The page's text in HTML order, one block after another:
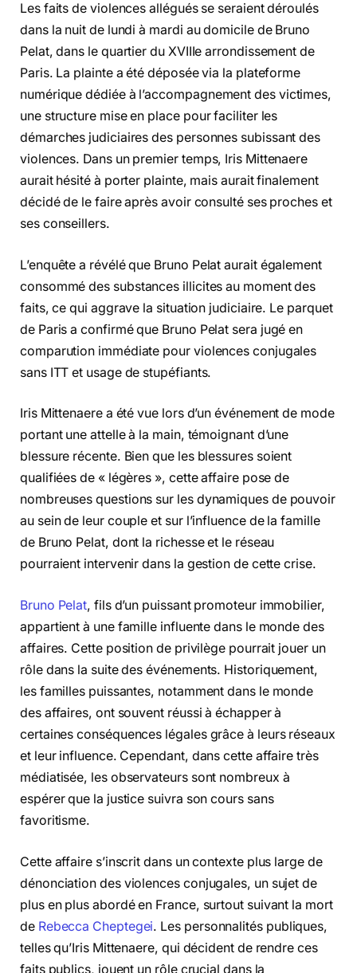
Les faits de violences allégués se seraient déroulés
dans la nuit de lundi à mardi au domicile de Bruno
Pelat, dans le quartier du XVIIIe arrondissement de
Paris. La plainte a été déposée via la plateforme
numérique dédiée à l’accompagnement des victimes,
une structure mise en place pour faciliter les
démarches judiciaires des personnes subissant des
violences. Dans un premier temps, Iris Mittenaere
aurait hésité à porter plainte, mais aurait finalement
décidé de le faire après avoir consulté ses proches et
ses conseillers.
L’enquête a révélé que Bruno Pelat aurait également
consommé des substances illicites au moment des
faits, ce qui aggrave la situation judiciaire. Le parquet
de Paris a confirmé que Bruno Pelat sera jugé en
comparution immédiate pour violences conjugales
sans ITT et usage de stupéfiants.
Iris Mittenaere a été vue lors d’un événement de mode
portant une attelle à la main, témoignant d’une
blessure récente. Bien que les blessures soient
qualifiées de « légères », cette affaire pose de
nombreuses questions sur les dynamiques de pouvoir
au sein de leur couple et sur l’influence de la famille
de Bruno Pelat, dont la richesse et le réseau
pourraient intervenir dans la gestion de cette crise.
Bruno Pelat, fils d’un puissant promoteur immobilier,
appartient à une famille influente dans le monde des
affaires. Cette position de privilège pourrait jouer un
rôle dans la suite des événements. Historiquement,
les familles puissantes, notamment dans le monde
des affaires, ont souvent réussi à échapper à
certaines conséquences légales grâce à leurs réseaux
et leur influence. Cependant, dans cette affaire très
médiatisée, les observateurs sont nombreux à
espérer que la justice suivra son cours sans
favoritisme.
Cette affaire s’inscrit dans un contexte plus large de
dénonciation des violences conjugales, un sujet de
plus en plus abordé en France, surtout suivant la mort
de Rebecca Cheptegei. Les personnalités publiques,
telles qu’Iris Mittenaere, qui décident de rendre ces
faits publics, jouent un rôle crucial dans la